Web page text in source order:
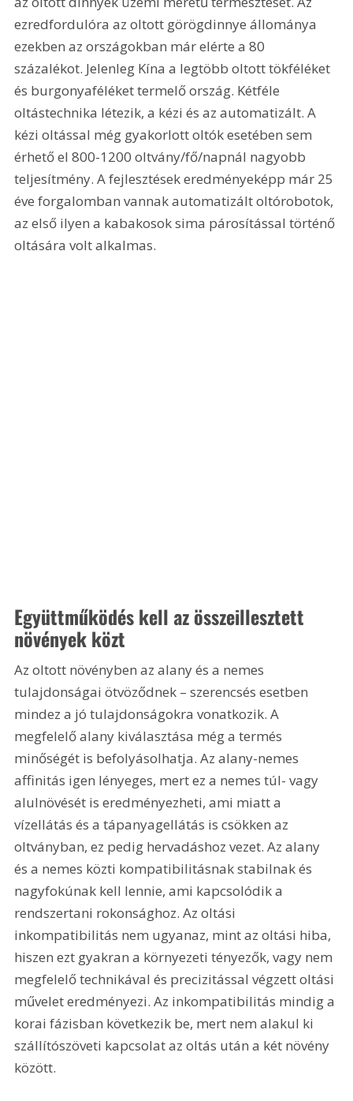
ezredfordulóra az oltott görögdinnye állománya
ezekben az országokban már elérte a 80
százalékot. Jelenleg Kína a legtöbb oltott tökféléket
és burgonyaféléket termelő ország. Kétféle
oltástechnika létezik, a kézi és az automatizált. A
kézi oltással még gyakorlott oltók esetében sem
érhető el 800-1200 oltvány/fő/napnál nagyobb
teljesítmény. A fejlesztések eredményeképp már 25
éve forgalomban vannak automatizált oltórobotok,
az első ilyen a kabakosok sima párosítással történő
oltására volt alkalmas.
Együttműködés kell az összeillesztett
növények közt
Az oltott növényben az alany és a nemes
tulajdonságai ötvöződnek – szerencsés esetben
mindez a jó tulajdonságokra vonatkozik. A
megfelelő alany kiválasztása még a termés
minőségét is befolyásolhatja. Az alany-nemes
affinitás igen lényeges, mert ez a nemes túl- vagy
alulnövését is eredményezheti, ami miatt a
vízellátás és a tápanyagellátás is csökken az
oltványban, ez pedig hervadáshoz vezet. Az alany
és a nemes közti kompatibilitásnak stabilnak és
nagyfokúnak kell lennie, ami kapcsolódik a
rendszertani rokonsághoz. Az oltási
inkompatibilitás nem ugyanaz, mint az oltási hiba,
hiszen ezt gyakran a környezeti tényezők, vagy nem
megfelelő technikával és precizitással végzett oltási
művelet eredményezi. Az inkompatibilitás mindig a
korai fázisban következik be, mert nem alakul ki
szállítószöveti kapcsolat az oltás után a két növény
között.